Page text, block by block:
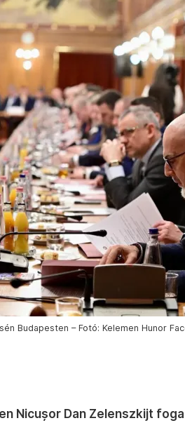
Budapesten – Fotó: Kelemen Hunor
Nicușor Dan Zelenszkijt